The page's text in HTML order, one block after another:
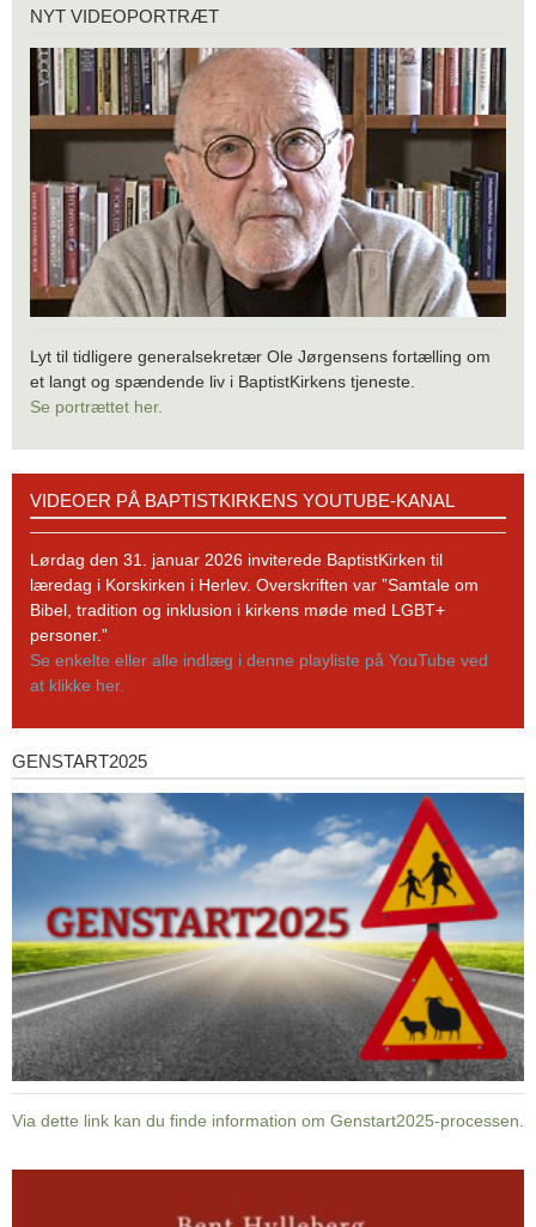
videoportræt
NYT VIDEOPORTRÆT
Lyt til tidligere generalsekretær Ole Jørgensens fortælling om
et langt og spændende liv i BaptistKirkens tjeneste.
Se portrættet her.
BaptistKirkens
YouTube-
kanal
VIDEOER PÅ BAPTISTKIRKENS YOUTUBE-KANAL
Lørdag den 31. januar 2026 inviterede BaptistKirken til
læredag i Korskirken i Herlev. Overskriften var ”Samtale om
Bibel, tradition og inklusion i kirkens møde med LGBT+
personer.”
Se enkelte eller alle indlæg i denne playliste på YouTube ved
at klikke her.
Genstart2025
GENSTART2025
Via dette link kan du finde information om Genstart2025-processen.